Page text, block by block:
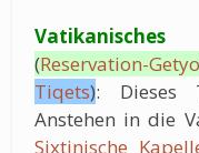
(Reservation-
Tiqets): Dieses
Anstehen in die
Sixtinische